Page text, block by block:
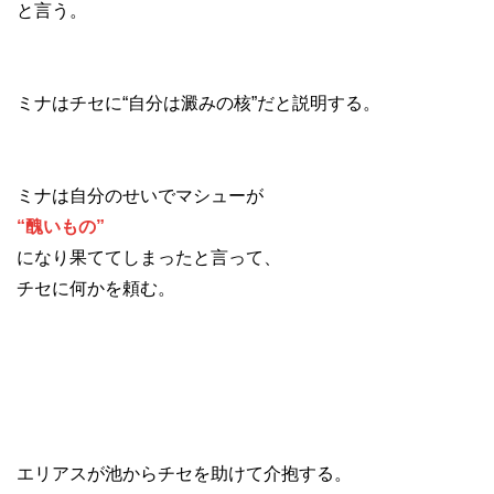
と言う。
ミナはチセに“自分は澱みの核”だと説明する。
ミナは自分のせいでマシューが
“醜いもの”
になり果ててしまったと言って、
チセに何かを頼む。
エリアスが池からチセを助けて介抱する。